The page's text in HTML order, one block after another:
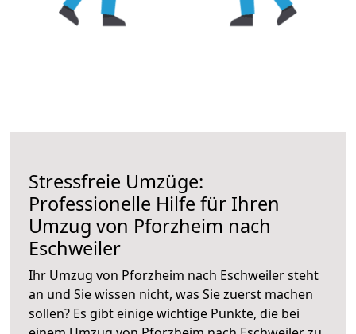
Stressfreie Umzüge:
Professionelle Hilfe für Ihren
Umzug von Pforzheim nach
Eschweiler
Ihr Umzug von Pforzheim nach Eschweiler steht
an und Sie wissen nicht, was Sie zuerst machen
sollen? Es gibt einige wichtige Punkte, die bei